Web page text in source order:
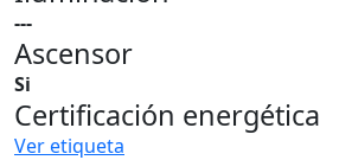
---
Ascensor
Si
Certificación energética
Ver etiqueta